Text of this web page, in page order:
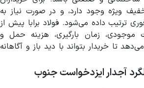
ویژه وجود دارد، و در صورت نیاز به
ترتیب داده می‌شود. فولاد برابا پیش از
زمان بارگیری، هزینه حمل و
تا خریدار بتواند با دید باز و آگاهانه
آجدار ایزدخواست جنوب